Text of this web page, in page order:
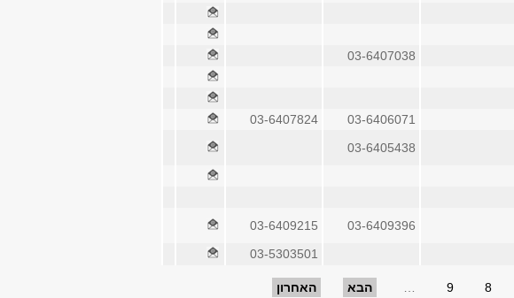
03-6407038
03-6406071
03-6407824
03-6405438
03-6409396
03-6409215
03-5303501
8
9 הבא האחרון